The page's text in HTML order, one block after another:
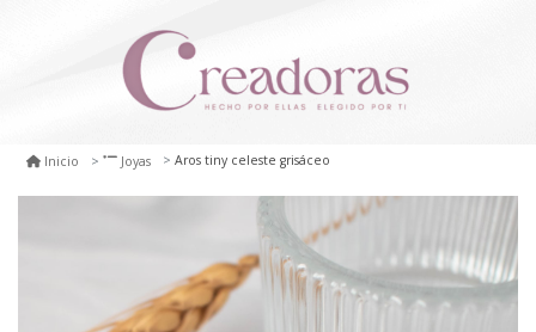
Inicio Joyas Aros tiny celeste grisáceo